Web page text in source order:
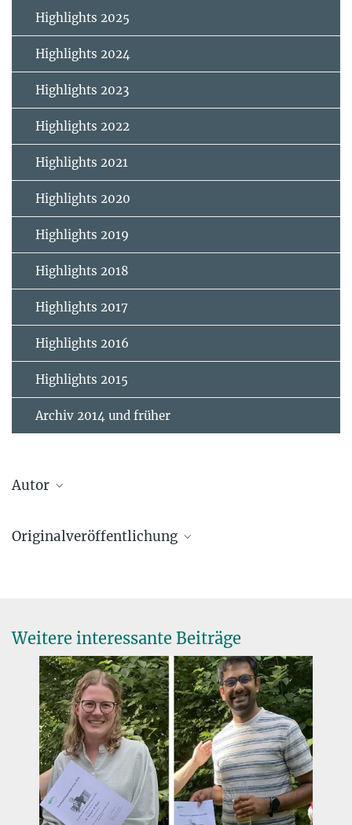
Highlights 2025
Highlights 2024
Highlights 2023
Highlights 2022
Highlights 2021
Highlights 2020
Highlights 2019
Highlights 2018
Highlights 2017
Highlights 2016
Highlights 2015
Archiv 2014 und früher
Autor
Originalveröffentlichung
Source DOI
Weitere interessante Beiträge